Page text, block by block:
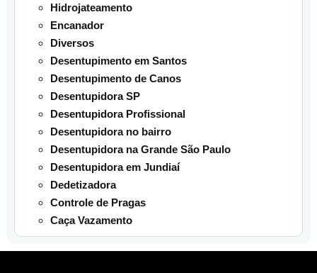
Hidrojateamento
Encanador
Diversos
Desentupimento em Santos
Desentupimento de Canos
Desentupidora SP
Desentupidora Profissional
Desentupidora no bairro
Desentupidora na Grande São Paulo
Desentupidora em Jundiaí
Dedetizadora
Controle de Pragas
Caça Vazamento